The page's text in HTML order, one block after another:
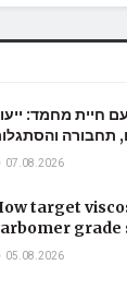
חיית מחמד:
תחבורה
07.08.2026
target
grade
05.08.2026